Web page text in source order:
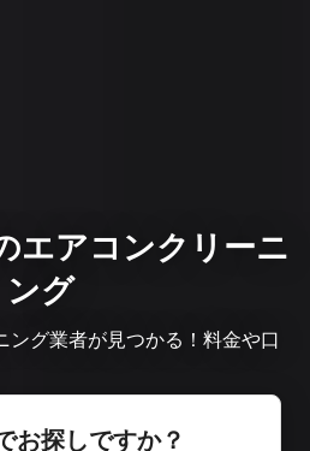
エアコンクリーニ
ング
ング業者が見つかる！料金や口
お探しですか？